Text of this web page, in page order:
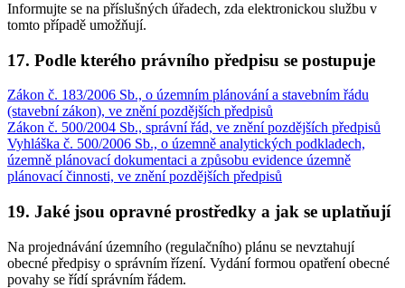
Informujte se na příslušných úřadech, zda elektronickou službu v
tomto případě umožňují.
17. Podle kterého právního předpisu se postupuje
Zákon č. 183/2006 Sb., o územním plánování a stavebním řádu
(stavební zákon), ve znění pozdějších předpisů
Zákon č. 500/2004 Sb., správní řád, ve znění pozdějších předpisů
Vyhláška č. 500/2006 Sb., o územně analytických podkladech,
územně plánovací dokumentaci a způsobu evidence územně
plánovací činnosti, ve znění pozdějších předpisů
19. Jaké jsou opravné prostředky a jak se uplatňují
Na projednávání územního (regulačního) plánu se nevztahují
obecné předpisy o správním řízení. Vydání formou opatření obecné
povahy se řídí správním řádem.